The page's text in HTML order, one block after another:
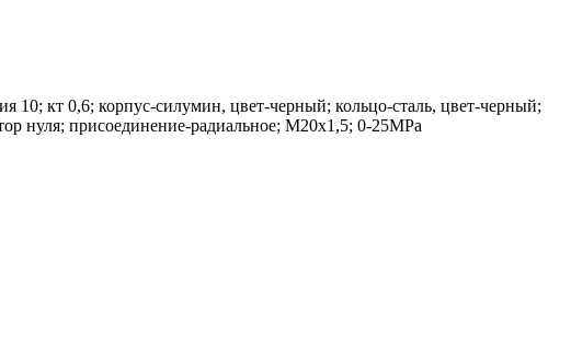
кт 0,6; корпус-силумин, цвет-черный; кольцо-сталь, цвет-черный;
нуля; присоединение-радиальное; М20х1,5; 0-25MPa